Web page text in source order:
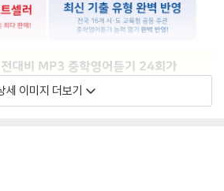
세 이미지 더보기